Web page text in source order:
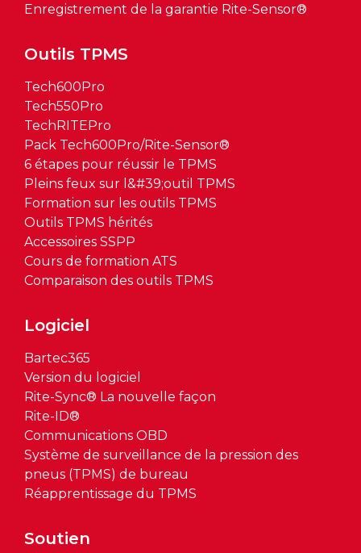
Enregistrement de la garantie Rite-Sensor®
Outils TPMS
Tech600Pro
Tech550Pro
TechRITEPro
Pack Tech600Pro/Rite-Sensor®
6 étapes pour réussir le TPMS
Pleins feux sur l&#39;outil TPMS
Formation sur les outils TPMS
Outils TPMS hérités
Accessoires SSPP
Cours de formation ATS
Comparaison des outils TPMS
Logiciel
Bartec365
Version du logiciel
Rite-Sync® La nouvelle façon
Rite-ID®
Communications OBD
Système de surveillance de la pression des
pneus (TPMS) de bureau
Réapprentissage du TPMS
Soutien